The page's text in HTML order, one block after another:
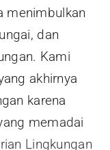
menimbulkan
dan
Kami
akhirnya
karena
memadai
Lingkungan